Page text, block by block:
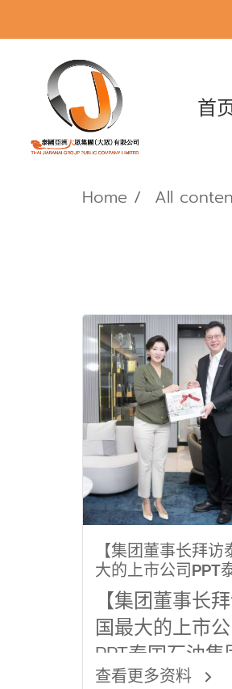
首
Home All
【集团董事长拜访
大的上市公司PPT
油集团】
【集团董事长
国最大的上市
PPT泰国石油集
查看更多资料